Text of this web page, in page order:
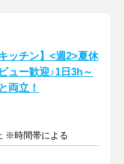
ッチン】<週2>夏休
ュー歓迎♪1日3h～
両立！
※時間帯による